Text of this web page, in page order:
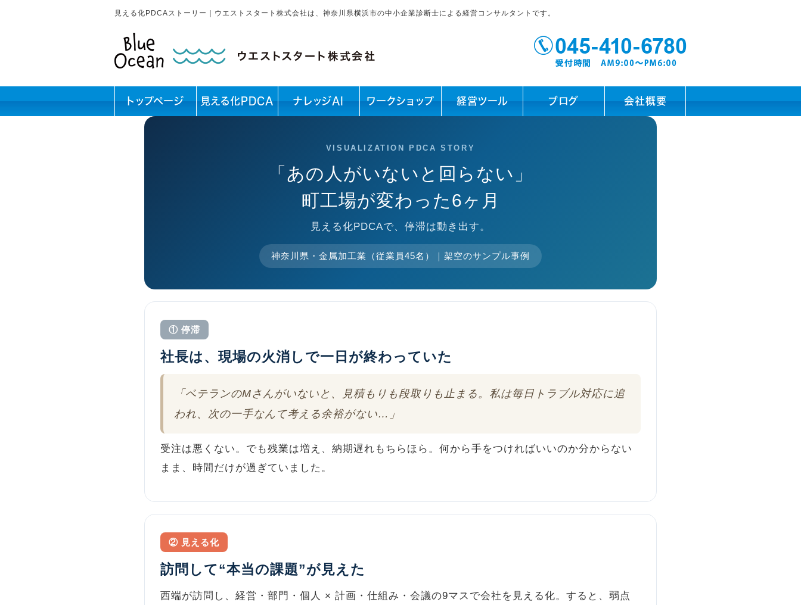
見える化PDCAストーリー｜ウエストスタート株式会社は、神奈川県横浜市の中小企業診断士による経営コンサルタントです。
トップページ 見える化PDCA ナレッジAI ワークショップ 経営ツール ブログ 会社概要
VISUALIZATION PDCA STORY
「あの人がいないと回らない」
町工場が変わった6ヶ月
見える化PDCAで、停滞は動き出す。
神奈川県・金属加工業（従業員45名）｜架空のサンプル事例
① 停滞
社長は、現場の火消しで一日が終わっていた
「ベテランのMさんがいないと、見積もりも段取りも止まる。私は毎日トラブル対応に追
われ、次の一手なんて考える余裕がない…」
受注は悪くない。でも残業は増え、納期遅れもちらほら。何から手をつければいいのか分からない
まま、時間だけが過ぎていました。
② 見える化
訪問して“本当の課題”が見えた
西端が訪問し、経営・部門・個人 × 計画・仕組み・会議の9マスで会社を見える化。すると、弱点